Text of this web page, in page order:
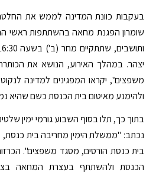
בעקבות כוונת המדינה לממש את
שומרון הפגנת מחאה בהשתתפות ראשי
יצהר. במהלך האירוע, הנושא את
משפצים", יקראו המפגינים למדינה
ולהימנע מאיטום בית הכנסת כשם שהיא
בתוך כך, תלו בסוף השבוע גורמי ימין
נכתב: "ממשלת הימין מחריבה בית כנסת,
בית כנסת הורסים, מסגד משפצים".
הכנסת ולהשתתף בעצרת המחאה